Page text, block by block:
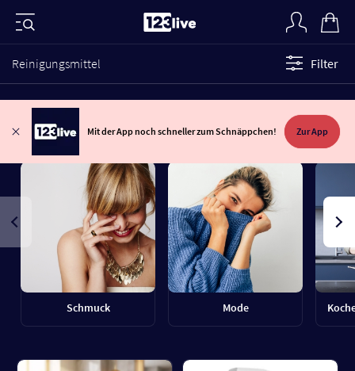
Reinigungsmittel Filter
Mit der App noch schneller zum Schnäppchen! Zur App
Schmuck Mode